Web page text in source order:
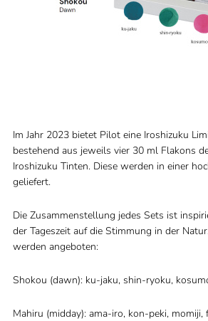
Im Jahr 2023 bietet Pilot eine Iroshizuku
bestehend aus jeweils vier 30 ml Flakons
Iroshizuku Tinten. Diese werden in einer
geliefert.
Die Zusammenstellung jedes Sets ist
der Tageszeit auf die Stimmung in der
werden angeboten:
Shokou (dawn): ku-jaku, shin-ryoku,
Mahiru (midday): ama-iro, kon-peki, momiji,